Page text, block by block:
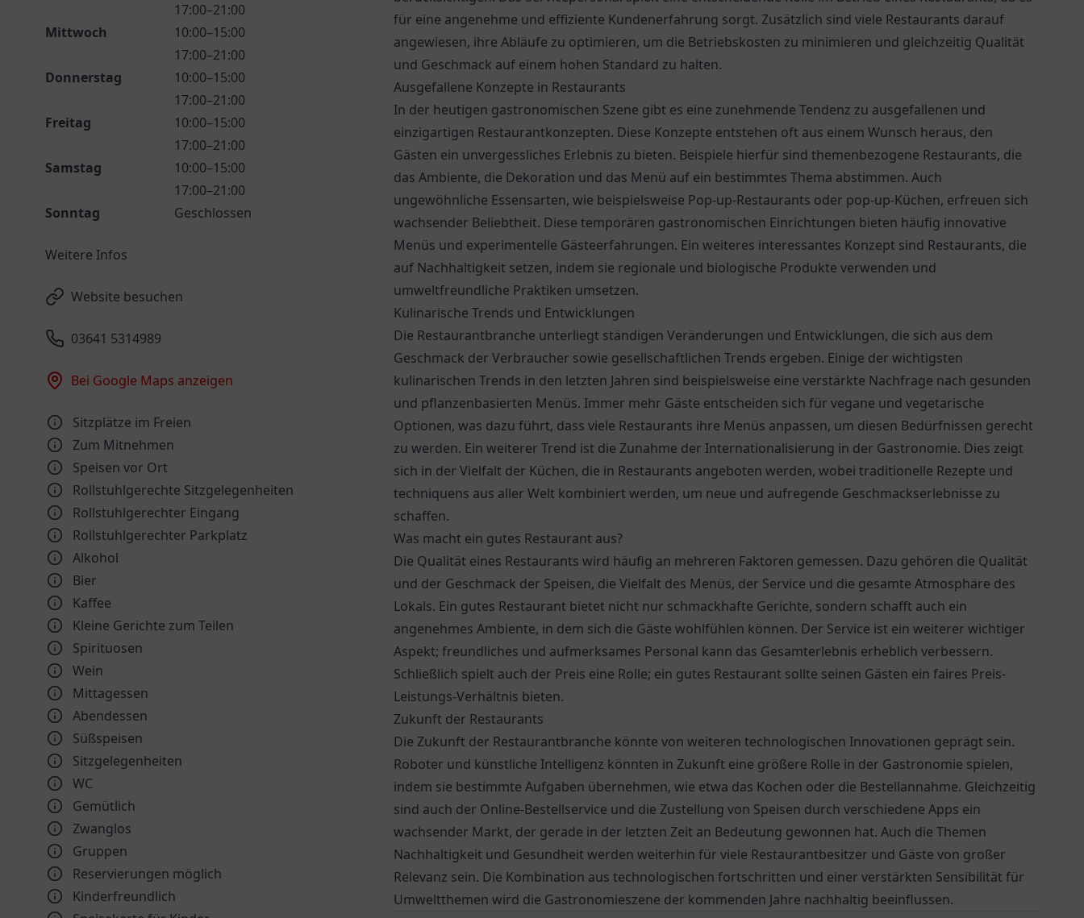
17:00–21:00
Mittwoch
10:00–15:00
17:00–21:00
Donnerstag
10:00–15:00
17:00–21:00
Freitag
10:00–15:00
17:00–21:00
Samstag
10:00–15:00
17:00–21:00
Sonntag
Geschlossen
Weitere Infos
Website besuchen
03641 5314989
Bei Google Maps anzeigen
Sitzplätze im Freien
Zum Mitnehmen
Speisen vor Ort
Rollstuhlgerechte Sitzgelegenheiten
Rollstuhlgerechter Eingang
Rollstuhlgerechter Parkplatz
Alkohol
Bier
Kaffee
Kleine Gerichte zum Teilen
Spirituosen
Wein
Mittagessen
Abendessen
Süßspeisen
Sitzgelegenheiten
WC
Gemütlich
Zwanglos
Gruppen
Reservierungen möglich
Kinder­freundlich
für eine angenehme und effiziente Kundenerfahrung sorgt. Zusätzlich sind viele Restaurants darauf
angewiesen, ihre Abläufe zu optimieren, um die Betriebskosten zu minimieren und gleichzeitig Qualität
und Geschmack auf einem hohen Standard zu halten.
Ausgefallene Konzepte in Restaurants
In der heutigen gastronomischen Szene gibt es eine zunehmende Tendenz zu ausgefallenen und
einzigartigen Restaurantkonzepten. Diese Konzepte entstehen oft aus einem Wunsch heraus, den
Gästen ein unvergessliches Erlebnis zu bieten. Beispiele hierfür sind themenbezogene Restaurants, die
das Ambiente, die Dekoration und das Menü auf ein bestimmtes Thema abstimmen. Auch
ungewöhnliche Essensarten, wie beispielsweise Pop-up-Restaurants oder pop-up-Küchen, erfreuen sich
wachsender Beliebtheit. Diese temporären gastronomischen Einrichtungen bieten häufig innovative
Menüs und experimentelle Gästeerfahrungen. Ein weiteres interessantes Konzept sind Restaurants, die
auf Nachhaltigkeit setzen, indem sie regionale und biologische Produkte verwenden und
umweltfreundliche Praktiken umsetzen.
Kulinarische Trends und Entwicklungen
Die Restaurantbranche unterliegt ständigen Veränderungen und Entwicklungen, die sich aus dem
Geschmack der Verbraucher sowie gesellschaftlichen Trends ergeben. Einige der wichtigsten
kulinarischen Trends in den letzten Jahren sind beispielsweise eine verstärkte Nachfrage nach gesunden
und pflanzenbasierten Menüs. Immer mehr Gäste entscheiden sich für vegane und vegetarische
Optionen, was dazu führt, dass viele Restaurants ihre Menüs anpassen, um diesen Bedürfnissen gerecht
zu werden. Ein weiterer Trend ist die Zunahme der Internationalisierung in der Gastronomie. Dies zeigt
sich in der Vielfalt der Küchen, die in Restaurants angeboten werden, wobei traditionelle Rezepte und
techniquens aus aller Welt kombiniert werden, um neue und aufregende Geschmackserlebnisse zu
schaffen.
Was macht ein gutes Restaurant aus?
Die Qualität eines Restaurants wird häufig an mehreren Faktoren gemessen. Dazu gehören die Qualität
und der Geschmack der Speisen, die Vielfalt des Menüs, der Service und die gesamte Atmosphäre des
Lokals. Ein gutes Restaurant bietet nicht nur schmackhafte Gerichte, sondern schafft auch ein
angenehmes Ambiente, in dem sich die Gäste wohlfühlen können. Der Service ist ein weiterer wichtiger
Aspekt; freundliches und aufmerksames Personal kann das Gesamterlebnis erheblich verbessern.
Schließlich spielt auch der Preis eine Rolle; ein gutes Restaurant sollte seinen Gästen ein faires Preis-
Leistungs-Verhältnis bieten.
Zukunft der Restaurants
Die Zukunft der Restaurantbranche könnte von weiteren technologischen Innovationen geprägt sein.
Roboter und künstliche Intelligenz könnten in Zukunft eine größere Rolle in der Gastronomie spielen,
indem sie bestimmte Aufgaben übernehmen, wie etwa das Kochen oder die Bestellannahme. Gleichzeitig
sind auch der Online-Bestellservice und die Zustellung von Speisen durch verschiedene Apps ein
wachsender Markt, der gerade in der letzten Zeit an Bedeutung gewonnen hat. Auch die Themen
Nachhaltigkeit und Gesundheit werden weiterhin für viele Restaurantbesitzer und Gäste von großer
Relevanz sein. Die Kombination aus technologischen fortschritten und einer verstärkten Sensibilität für
Umweltthemen wird die Gastronomieszene der kommenden Jahre nachhaltig beeinflussen.